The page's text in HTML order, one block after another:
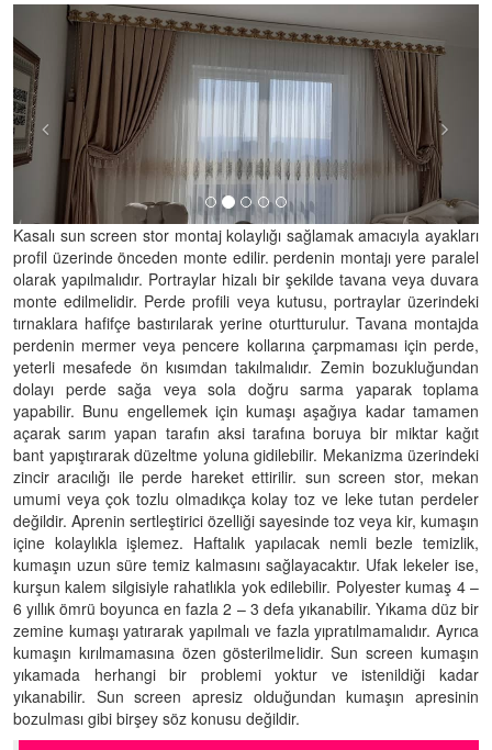
Previous
Kasalı sun screen stor montaj kolaylığı sağlamak amacıyla ayakları
profil üzerinde önceden monte edilir. perdenin montajı yere paralel
olarak yapılmalıdır. Portraylar hizalı bir şekilde tavana veya duvara
monte edilmelidir. Perde profili veya kutusu, portraylar üzerindeki
tırnaklara hafifçe bastırılarak yerine oturtturulur. Tavana montajda
perdenin mermer veya pencere kollarına çarpmaması için perde,
yeterli mesafede ön kısımdan takılmalıdır. Zemin bozukluğundan
dolayı perde sağa veya sola doğru sarma yaparak toplama
yapabilir. Bunu engellemek için kumaşı aşağıya kadar tamamen
açarak sarım yapan tarafın aksi tarafına boruya bir miktar kağıt
bant yapıştırarak düzeltme yoluna gidilebilir. Mekanizma üzerindeki
zincir aracılığı ile perde hareket ettirilir. sun screen stor, mekan
umumi veya çok tozlu olmadıkça kolay toz ve leke tutan perdeler
değildir. Aprenin sertleştirici özelliği sayesinde toz veya kir, kumaşın
içine kolaylıkla işlemez. Haftalık yapılacak nemli bezle temizlik,
kumaşın uzun süre temiz kalmasını sağlayacaktır. Ufak lekeler ise,
kurşun kalem silgisiyle rahatlıkla yok edilebilir. Polyester kumaş 4 –
6 yıllık ömrü boyunca en fazla 2 – 3 defa yıkanabilir. Yıkama düz bir
zemine kumaşı yatırarak yapılmalı ve fazla yıpratılmamalıdır. Ayrıca
kumaşın kırılmamasına özen gösterilmelidir. Sun screen kumaşın
yıkamada herhangi bir problemi yoktur ve istenildiği kadar
yıkanabilir. Sun screen apresiz olduğundan kumaşın apresinin
bozulması gibi birşey söz konusu değildir.